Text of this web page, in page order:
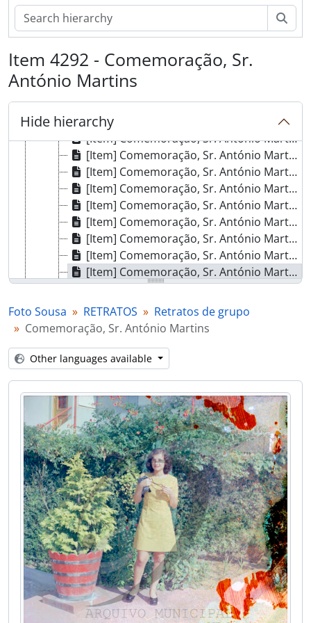
Item 4292 - Comemoração, Sr.
António Martins
Hide hierarchy
[Item] Comemoração, Sr. António Martins
[Item] Comemoração, Sr. António Martins
[Item] Comemoração, Sr. António Martins
[Item] Comemoração, Sr. António Martins
[Item] Comemoração, Sr. António Martins
[Item] Comemoração, Sr. António Martins
[Item] Comemoração, Sr. António Martins
[Item] Comemoração, Sr. António Martins
[Item] Comemoração, Sr. António Martins
[Item] Comemoração, Sr. António Martins
[Item] Comemoração, Sr. António Martins
[Item] Comemoração, Sr. António Martins
[Item] Comemoração, Sr. António Martins
[Item] Comemoração, Sr. António Martins
[Item] Comemoração, Sr. António Martins
[Item] Comemoração, Sr. António Martins
[Item] Comemoração, Sr. António Martins
[Item] Comemoração, Sr. António Martins
[Item] Comemoração, Sr. António Martins
[Item] Comemoração, Sr. António Martins
[Item] Comemoração, Sr. António Martins
[Item] Comemoração, Sr. António Martins
[Item] Comemoração, Sr. António Martins
[Item] Comemoração, Sr. António Martins
[Item] Comemoração, Sr. António Martins
[Item] Comemoração, Sr. António Martins
[Item] Comemoração, Sr. António Martins
[Item] Comemoração, Sr. António Martins
[Item] Comemoração, Sr. António Martins
[Item] Retrato de casal
[Item] Grupo familiar
[Item] Grupo familiar
[Item] Retrato de homens
[Item] Grupo familiar
[Item] Grupo familiar
[Item] Grupo familiar
[Item] Retrato de grupo
Foto Sousa RETRATOS
Retratos de grupo
Comemoração, Sr. António Martins
Other languages available